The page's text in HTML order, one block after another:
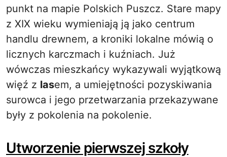
punkt na mapie Polskich Puszcz. Stare mapy
z XIX wieku wymieniają ją jako centrum
handlu drewnem, a kroniki lokalne mówią o
licznych karczmach i kuźniach. Już
wówczas mieszkańcy wykazywali wyjątkową
więź z lasem, a umiejętności pozyskiwania
surowca i jego przetwarzania przekazywane
były z pokolenia na pokolenie.
Utworzenie pierwszej szkoły